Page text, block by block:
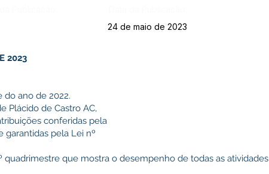
24 de maio de 2023
2023
do ano de 2022.
Plácido de Castro AC,
conferidas pela
garantidas pela Lei nº
quadrimestre que mostra o desempenho de todas as atividades